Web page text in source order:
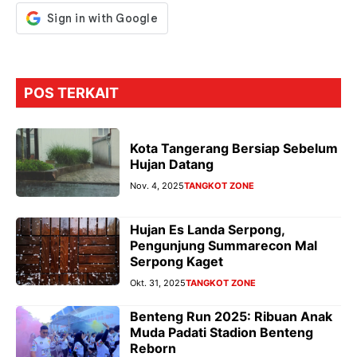
POS TERKAIT
Kota Tangerang Bersiap Sebelum
Hujan Datang
Nov. 4, 2025TANGKOT ZONE
Hujan Es Landa Serpong,
Pengunjung Summarecon Mal
Serpong Kaget
Okt. 31, 2025TANGKOT ZONE
Benteng Run 2025: Ribuan Anak
Muda Padati Stadion Benteng
Reborn